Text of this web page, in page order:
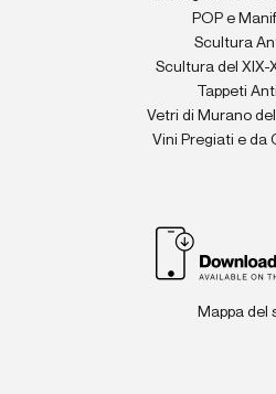
POP e
Scultura
Scultura del XIX-
Tappeti
Vetri di Murano
Vini Pregiati e da
Mappa del